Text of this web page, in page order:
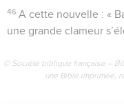
46 A cette nouvelle : «
une grande clameur
© Société biblique française –
une Bible imprimée,